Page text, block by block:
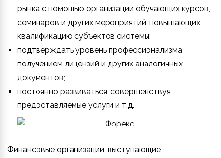
рынка с помощью организации обучающих курсов,
семинаров и других мероприятий, повышающих
квалификацию субъектов системы;
подтверждать уровень профессионализма
получением лицензий и других аналогичных
документов;
постоянно развиваться, совершенствуя
предоставляемые услуги и т.д.
Финансовые организации, выступающие